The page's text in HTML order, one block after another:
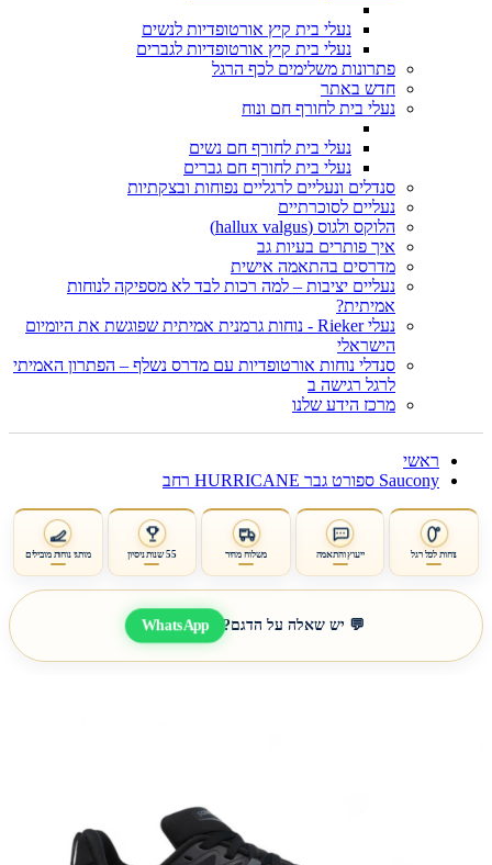
נעלי בית קיץ אורטופדיות לנשים
נעלי בית קיץ אורטופדיות לגברים
פתרונות משלימים לכף הרגל
חדש באתר
נעלי בית לחורף חם ונוח
נעלי בית לחורף חם נשים
נעלי בית לחורף חם גברים
סנדלים ונעליים לרגליים נפוחות ובצקתיות
נעליים לסוכרתיים
הלוקס ולגוס (hallux valgus)
איך פותרים בעיות גב
מדרסים בהתאמה אישית
נעליים יציבות – למה רכות לבד לא מספיקה לנוחות
אמיתית?
נעלי Rieker - נוחות גרמנית אמיתית שפוגשת את היומיום
הישראלי
סנדלי נוחות אורטופדיות עם מדרס נשלף – הפתרון האמיתי
לרגל רגישה ב
מרכז הידע שלנו
ראשי
Saucony ספורט גבר HURRICANE רחב
נוחות לכל רגל ייעוץ והתאמה משלוח מהיר 55 שנות ניסיון מותגי נוחות מובילים
💬 יש שאלה על הדגם? WhatsApp